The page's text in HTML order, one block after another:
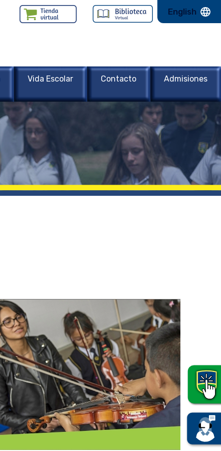
English
Vida Escolar Contacto Admisiones